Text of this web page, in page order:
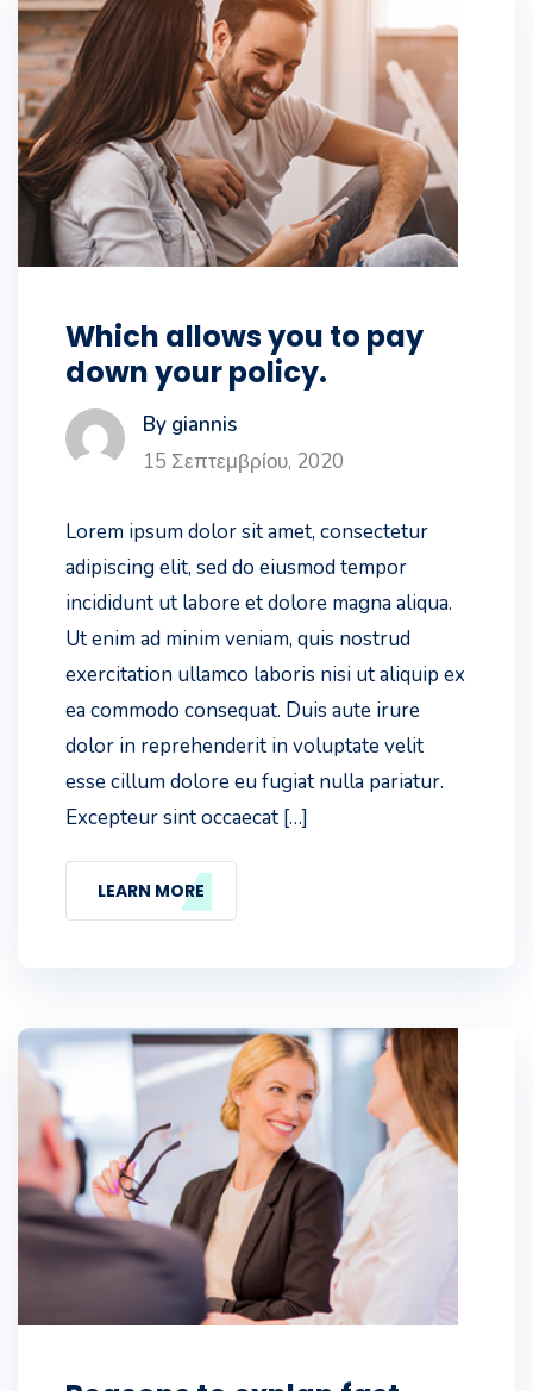
Which allows you to pay
down your policy.
By giannis
15 Σεπτεμβρίου, 2020
Lorem ipsum dolor sit amet, consectetur
adipiscing elit, sed do eiusmod tempor
incididunt ut labore et dolore magna aliqua.
Ut enim ad minim veniam, quis nostrud
exercitation ullamco laboris nisi ut aliquip ex
ea commodo consequat. Duis aute irure
dolor in reprehenderit in voluptate velit
esse cillum dolore eu fugiat nulla pariatur.
Excepteur sint occaecat […]
LEARN MORE